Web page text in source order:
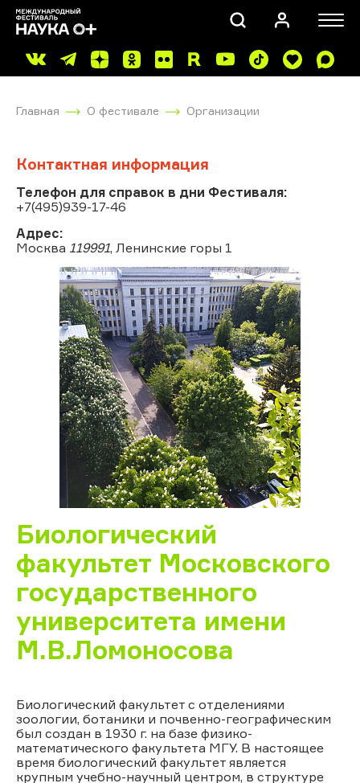
Главная О фестивале Организации
Контактная информация
Телефон для справок в дни Фестиваля:
+7(495)939-17-46
Адрес:
Москва 119991, Ленинские горы 1
Биологический
факультет Московского
государственного
университета имени
М.В.Ломоносова
Биологический факультет с отделениями
зоологии, ботаники и почвенно-географическим
был создан в 1930 г. на базе физико-
математического факультета МГУ. В настоящее
время биологический факультет является
крупным учебно-научный центром, в структуре